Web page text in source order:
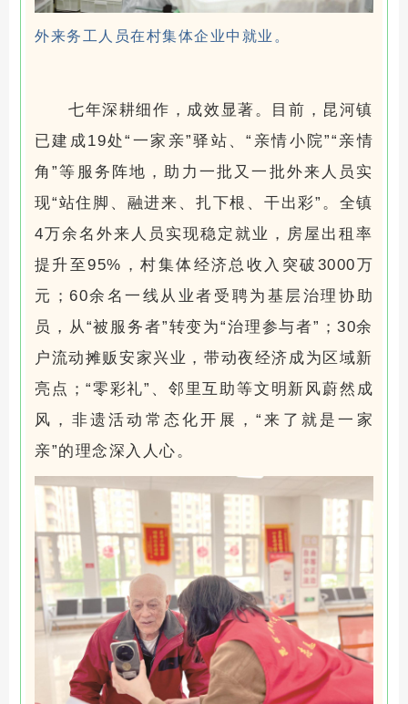
外来务工人员在村集体企业中就业。
七年深耕细作，成效显著。目前，昆河镇
已建成19处“一家亲”驿站、“亲情小院”“亲情
角”等服务阵地，助力一批又一批外来人员实
现“站住脚、融进来、扎下根、干出彩”。全镇
4万余名外来人员实现稳定就业，房屋出租率
提升至95%，村集体经济总收入突破3000万
元；60余名一线从业者受聘为基层治理协助
员，从“被服务者”转变为“治理参与者”；30余
户流动摊贩安家兴业，带动夜经济成为区域新
亮点；“零彩礼”、邻里互助等文明新风蔚然成
风，非遗活动常态化开展，“来了就是一家
亲”的理念深入人心。